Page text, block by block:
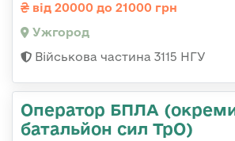
від 20000 до 21000 грн
Ужгород
Військова частина 3115 НГУ
Оператор БПЛА
батальйон сил ТрО)